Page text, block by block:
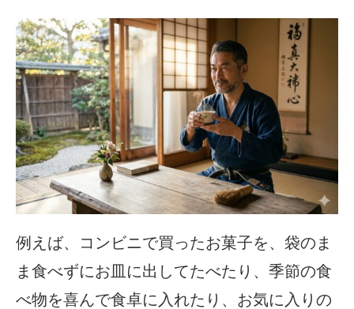
例えば、コンビニで買ったお菓子を、袋のま
ま食べずにお皿に出してたべたり、季節の食
べ物を喜んで食卓に入れたり、お気に入りの